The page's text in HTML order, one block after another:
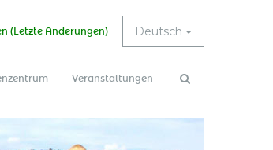
Deutsch
(Letzte Änderungen)
Veranstaltungen
Suchformular